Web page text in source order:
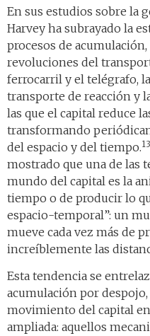
En sus estudios sobre la
Harvey ha subrayado la
procesos de
revoluciones del
ferrocarril y el telégrafo,
transporte de reacción y
las que el capital reduce
transformando
del espacio y del tiempo.13
mostrado que una de las
mundo del capital es la
tiempo o de producir lo
espacio-temporal”: un
mueve cada vez más de
increíblemente las
Esta tendencia se
acumulación por
movimiento del capital
ampliada: aquellos